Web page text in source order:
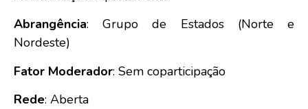
Abrangência: Grupo de Estados (Norte e
Nordeste)
Fator Moderador: Sem coparticipação
Rede: Aberta